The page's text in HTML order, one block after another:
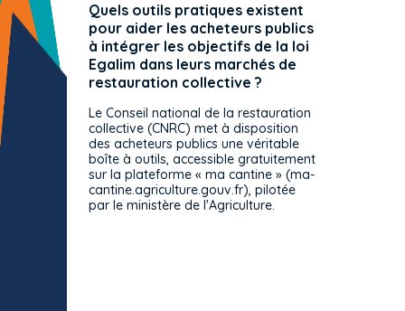
Quels outils pratiques existent
pour aider les acheteurs publics
à intégrer les objectifs de la loi
Egalim dans leurs marchés de
restauration collective ?
Le Conseil national de la restauration
collective (CNRC) met à disposition
des acheteurs publics une véritable
boîte à outils, accessible gratuitement
sur la plateforme « ma cantine » (ma-
cantine.agriculture.gouv.fr), pilotée
par le ministère de l'Agriculture.